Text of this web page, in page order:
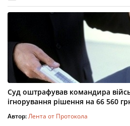
Суд оштрафував командира
ігнорування рішення на 66 560
Автор:Лента от Протокола